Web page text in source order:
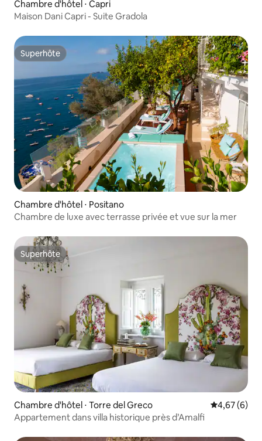
Chambre d'hôtel ⋅ Capri
Maison Dani Capri - Suite Gradola
Superhôte
Superhôte
Chambre d'hôtel ⋅ Positano
Chambre de luxe avec terrasse privée et vue sur la mer
Superhôte
Superhôte
Chambre d'hôtel ⋅ Torre del Greco Évaluation
4,67 (6)
Appartement dans villa historique près d’Amalfi